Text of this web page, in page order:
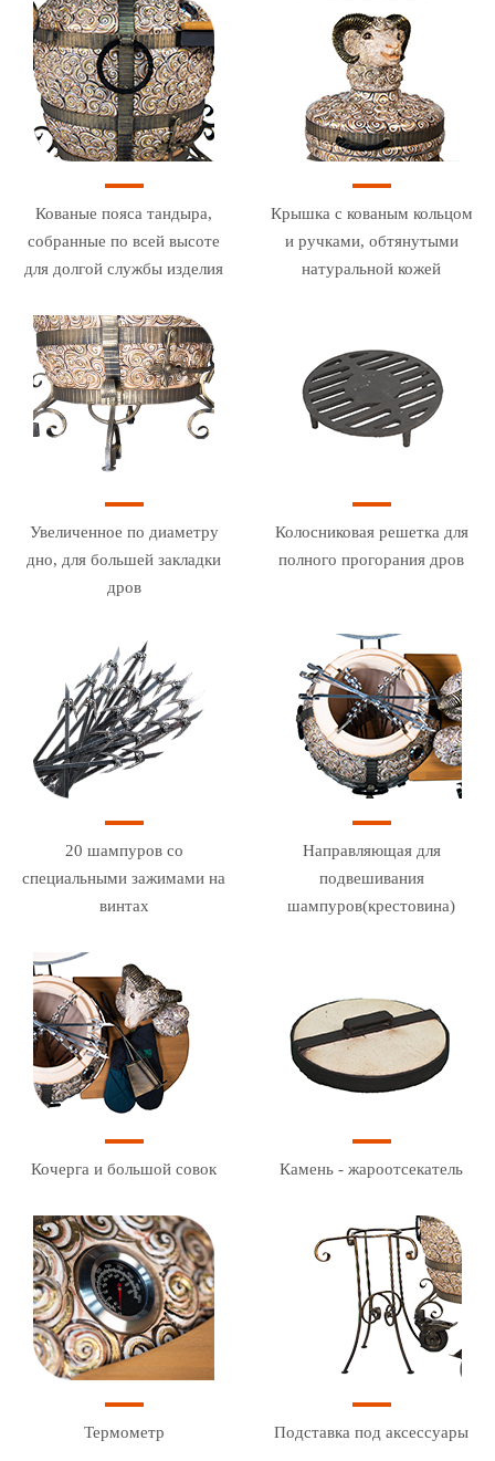
Кованые пояса тандыра,
собранные по всей высоте
для долгой службы изделия
Крышка с кованым кольцом
и ручками, обтянутыми
натуральной кожей
Увеличенное по диаметру
дно, для большей закладки
дров
Колосниковая решетка для
полного прогорания дров
20 шампуров со
специальными зажимами на
винтах
Направляющая для
подвешивания
шампуров(крестовина)
Кочерга и большой совок Камень - жароотсекатель
Термометр Подставка под аксессуары